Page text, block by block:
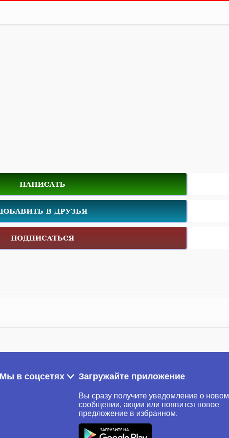
НАПИСАТЬ
В ДРУЗЬЯ
ПОДПИСАТЬСЯ
Мы в соцсетях Загружайте приложение
Вы сразу получите уведомление о новом
сообщении, акции или появится новое
предложение в избранном.